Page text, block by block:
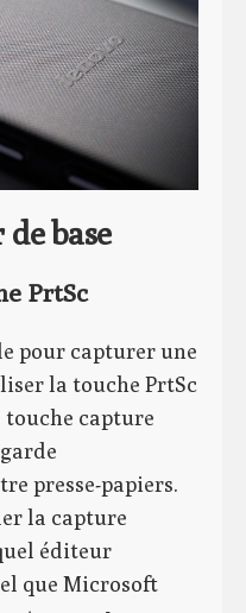
base
PrtSc
pour capturer une
la touche PrtSc
touche capture
presse-papiers.
la capture
éditeur
que Microsoft